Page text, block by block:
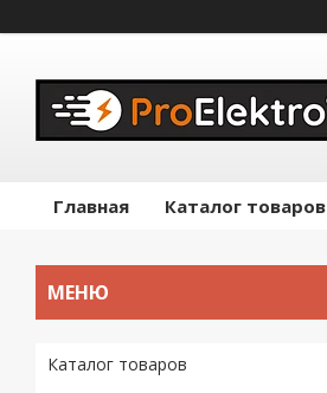
Главная Каталог товаров
Каталог товаров